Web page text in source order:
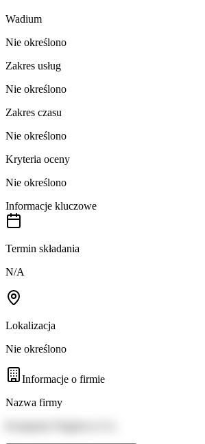
Wadium
Nie określono
Zakres usług
Nie określono
Zakres czasu
Nie określono
Kryteria oceny
Nie określono
Informacje kluczowe
Termin składania
N/A
Lokalizacja
Nie określono
Informacje o firmie
Nazwa firmy